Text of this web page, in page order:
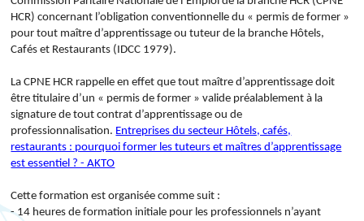
HCR) concernant l’obligation conventionnelle du « permis de former »
pour tout maître d’apprentissage ou tuteur de la branche Hôtels,
Cafés et Restaurants (IDCC 1979).
La CPNE HCR rappelle en effet que tout maître d’apprentissage doit
être titulaire d’un « permis de former » valide préalablement à la
signature de tout contrat d’apprentissage ou de
professionnalisation. Entreprises du secteur Hôtels, cafés,
restaurants : pourquoi former les tuteurs et maîtres d’apprentissage
est essentiel ? - AKTO
Cette formation est organisée comme suit :
- 14 heures de formation initiale pour les professionnels n’ayant